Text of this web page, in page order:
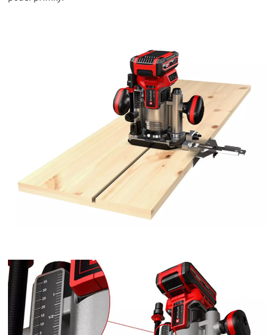
K načtení služby Google Maps
potřebujeme váš souhlas!
This content is not permitted to load due
to trackers that are not disclosed to the
visitor. The website owner needs to setup
the site with their CMP to add this content
to the list of technologies used.
Powered by
Usercentrics Consent
Management Platform